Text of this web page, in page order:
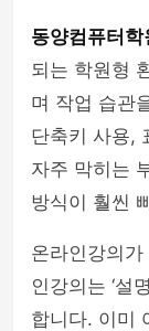
동양컴퓨터학
되는 학원형
며 작업 습관
단축키 사용,
자주 막히는
방식이 훨씬
온라인강의
인강의는 ‘설
합니다. 이미